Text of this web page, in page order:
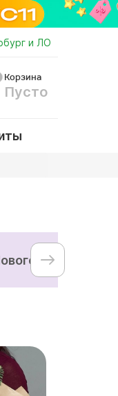
и ЛО
Корзина
Пусто
букет